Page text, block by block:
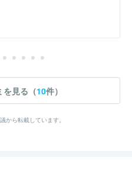
を見る（10件）
から転載しています。